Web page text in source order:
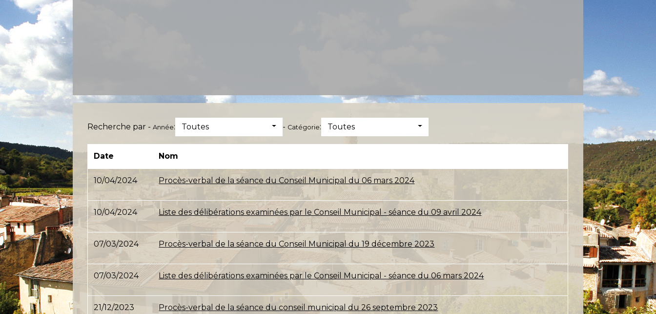
Recherche par -Année: Toutes - Catégorie: Toutes
Date Nom
10/04/2024 Procès-verbal de la séance du Conseil Municipal du 06 mars 2024
10/04/2024 Liste des délibérations examinées par le Conseil Municipal - séance du 09 avril 2024
07/03/2024 Procès-verbal de la séance du Conseil Municipal du 19 décembre 2023
07/03/2024 Liste des délibérations examinées par le Conseil Municipal - séance du 06 mars 2024
21/12/2023 Procès-verbal de la séance du conseil municipal du 26 septembre 2023